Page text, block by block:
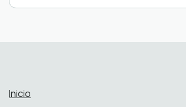
Inicio